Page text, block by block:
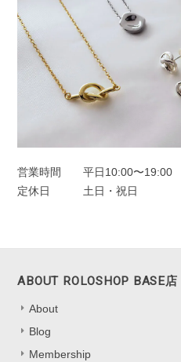
フープピアス シ
2025/11/25
シルバー
いタイプは初めてなので最初どう
営業時間
平日10:00〜19:00
定休日
土日・祝日
ABOUT ROLOSHOP BASE店
About
Blog
Membership